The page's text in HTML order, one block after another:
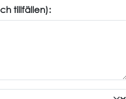
tillfällen):